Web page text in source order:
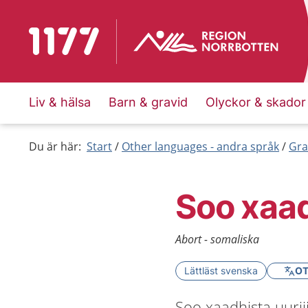
To start page for 1177
Liv & hälsa Barn & gravid Olyckor & skador
Du är här: Start Other languages - andra språk
Soo
Abort - somaliska
Lättläst svenska